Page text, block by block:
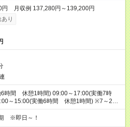
円 月収例 137,280円～139,200円
り
時間 休憩1時間) 09:00～17:00(実働7時
～15:00(実働6時間 休憩1時間) ※7～23
17時・8～15時など時間固定も相談OK！
期 ※即日～！